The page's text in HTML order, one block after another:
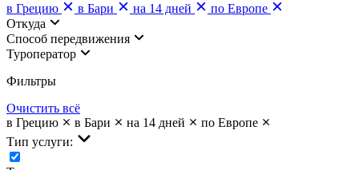
в Грецию
в Бари на 14 дней
по Европе
Откуда
Cпособ передвижения
Туроператор
Фильтры
Очистить всё
в Грецию
в Бари на 14 дней
по Европе
Тип услуги: